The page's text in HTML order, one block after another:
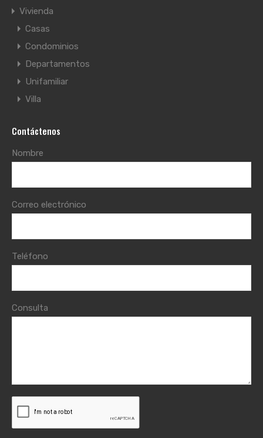
Vivienda
Casas
Condominios
Departamentos
Unifamiliar
Villa
Contáctenos
Nombre
Correo electrónico
Teléfono
Consulta